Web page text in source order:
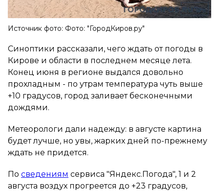
Источник фото: Фото: "ГородКиров.ру"
Синоптики рассказали, чего ждать от погоды в
Кирове и области в последнем месяце лета.
Конец июня в регионе выдался довольно
прохладным - по утрам температура чуть выше
+10 градусов, город заливает бесконечными
дождями.
Метеорологи дали надежду: в августе картина
будет лучше, но увы, жарких дней по-прежнему
ждать не придется.
По сведениям сервиса "Яндекс.Погода", 1 и 2
августа воздух прогреется до +23 градусов,